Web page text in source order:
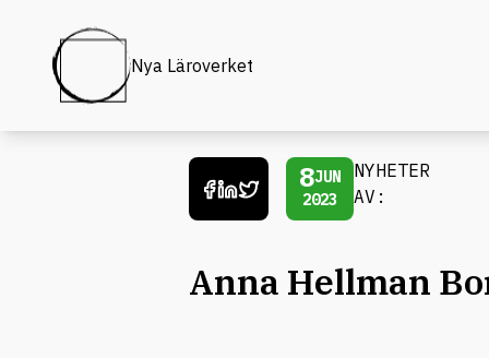
Nya Läroverket
8JUN
2023
NYHETER
AV:
Anna Hellman